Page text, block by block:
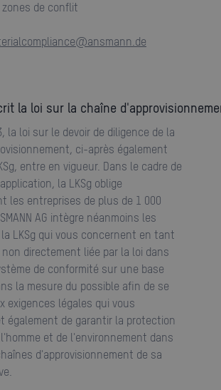
de conflit
la loi sur la chaîne
ci-après également
entre en vigueur. Dans le cadre de
la LKSg oblige
les entreprises de plus de 1 000
AG intègre néanmoins les
LKSg qui vous concernent en tant
directement liée par la loi dans
de conformité sur une base
la mesure du possible afin de se
exigences légales qui vous
également de garantir la protection
et de l'environnement dans
d'approvisionnement de sa